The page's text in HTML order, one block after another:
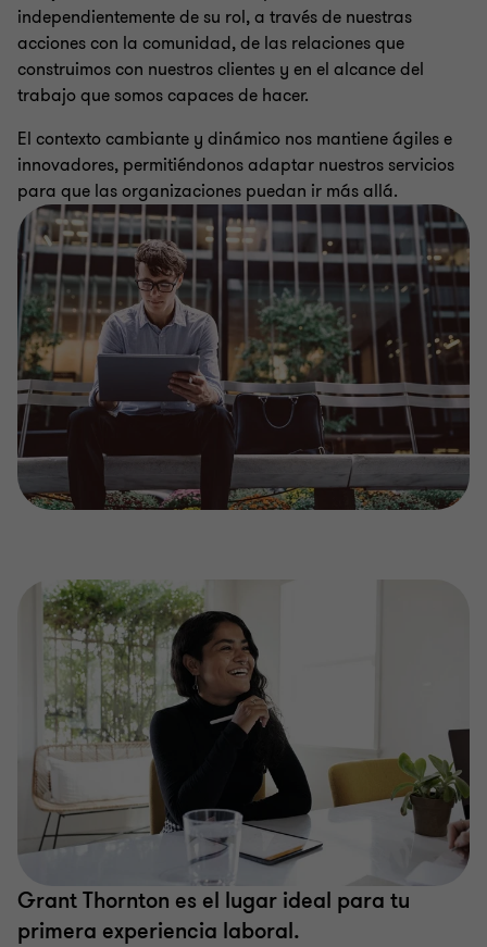
independientemente de su rol, a través de nuestras
acciones con la comunidad, de las relaciones que
construimos con nuestros clientes y en el alcance del
trabajo que somos capaces de hacer.
El contexto cambiante y dinámico nos mantiene ágiles e
innovadores, permitiéndonos adaptar nuestros servicios
para que las organizaciones puedan ir más allá.
Grant Thornton es el lugar ideal para tu
primera experiencia laboral.